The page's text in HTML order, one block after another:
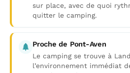
sur place, avec de quoi
quitter le camping.
Proche de Pont-Aven
Le camping se trouve à
l’environnement immédiat